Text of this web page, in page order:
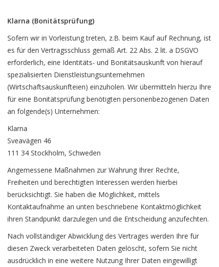
Klarna (Bonitätsprüfung)
Sofern wir in Vorleistung treten, z.B. beim Kauf auf Rechnung, ist
es für den Vertragsschluss gemäß Art. 22 Abs. 2 lit. a DSGVO
erforderlich, eine Identitäts- und Bonitätsauskunft von hierauf
spezialisierten Dienstleistungsunternehmen
(Wirtschaftsauskunfteien) einzuholen. Wir übermitteln hierzu Ihre
für eine Bonitätsprüfung benötigten personenbezogenen Daten
an folgende(s) Unternehmen:
Klarna
Sveavägen 46
111 34 Stockholm, Schweden
Angemessene Maßnahmen zur Wahrung Ihrer Rechte,
Freiheiten und berechtigten Interessen werden hierbei
berücksichtigt. Sie haben die Möglichkeit, mittels
Kontaktaufnahme an unten beschriebene Kontaktmöglichkeit
ihren Standpunkt darzulegen und die Entscheidung anzufechten.
Nach vollständiger Abwicklung des Vertrages werden Ihre für
diesen Zweck verarbeiteten Daten gelöscht, sofern Sie nicht
ausdrücklich in eine weitere Nutzung Ihrer Daten eingewilligt